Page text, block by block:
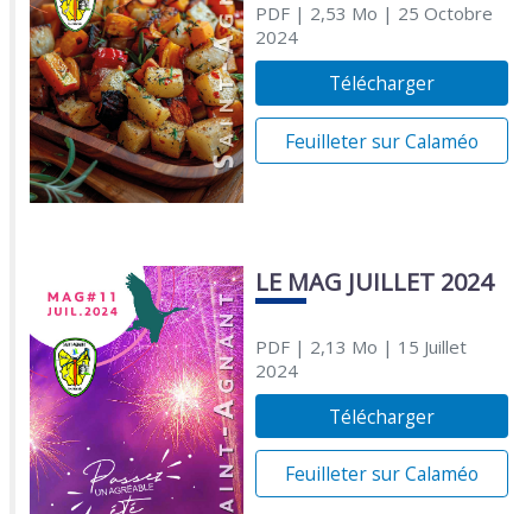
PDF| 2,53 Mo | 25 Octobre
2024
Télécharger
Feuilleter sur Calaméo
LE MAG JUILLET 2024
PDF| 2,13 Mo | 15 Juillet
2024
Télécharger
Feuilleter sur Calaméo